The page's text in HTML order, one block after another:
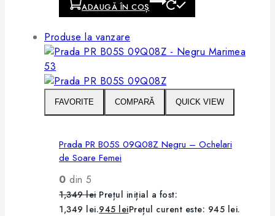
ADAUGĂ ÎN COȘ
Produse la vanzare
FAVORITE COMPARĂ QUICK VIEW
Prada PR B05S 09Q08Z Negru – Ochelari
de Soare Femei
0 din 5
1,349lei Prețul inițial a fost:
1,349 lei.945 leiPrețul curent este: 945 lei.